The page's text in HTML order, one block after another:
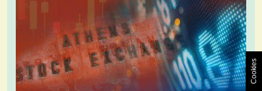
Cookies